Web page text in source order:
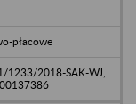
płacowe
1233/2018-SAK-WJ,